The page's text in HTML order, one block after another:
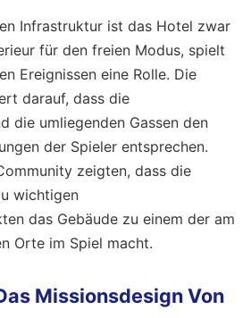
Infrastruktur ist das Hotel zwar
für den freien Modus, spielt
Ereignissen eine Rolle. Die
darauf, dass die
die umliegenden Gassen den
der Spieler entsprechen.
zeigten, dass die
wichtigen
das Gebäude zu einem der am
Orte im Spiel macht.
Missionsdesign Von